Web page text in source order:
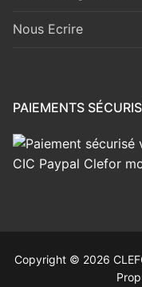
Nous Ecrire
PAIEMENTS
Copyright © 2026